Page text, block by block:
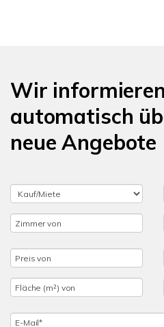
Wir
automatisch
neue Angebote